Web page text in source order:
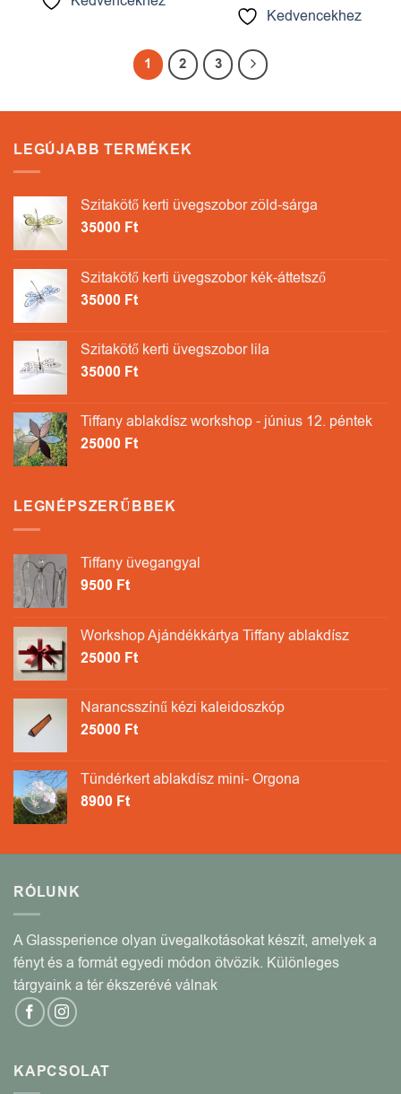
Kedvencekhez
1 2 3
LEGÚJABB TERMÉKEK
Szitakötő kerti üvegszobor zöld-sárga
35000 Ft
Szitakötő kerti üvegszobor kék-áttetsző
35000 Ft
Szitakötő kerti üvegszobor lila
35000 Ft
Tiffany ablakdísz workshop - június 12. péntek
25000 Ft
LEGNÉPSZERŰBBEK
Tiffany üvegangyal
9500 Ft
Workshop Ajándékkártya Tiffany ablakdísz
25000 Ft
Narancsszínű kézi kaleidoszkóp
25000 Ft
Tündérkert ablakdísz mini- Orgona
8900 Ft
RÓLUNK
A Glassperience olyan üvegalkotásokat készít, amelyek a
fényt és a formát egyedi módon ötvözik. Különleges
tárgyaink a tér ékszerévé válnak
KAPCSOLAT